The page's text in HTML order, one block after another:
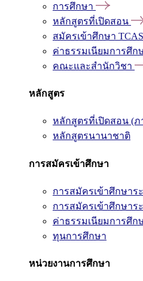
การศึกษา
หลักสูตรที่เปิดสอน
สมัครเข้าศึกษา TCAS
ค่าธรรมเนียมการศึก
คณะและสำนักวิชา
หลักสูตร
หลักสูตรที่เปิดสอน (ภ
หลักสูตรนานาชาติ
การสมัครเข้าศึกษา
การสมัครเข้าศึกษา
การสมัครเข้าศึกษา
ค่าธรรมเนียมการศึก
ทุนการศึกษา
หน่วยงานการศึกษา